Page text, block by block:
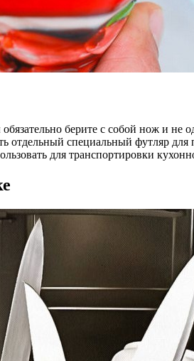
берите с собой нож и не
специальный футляр
для транспортировки